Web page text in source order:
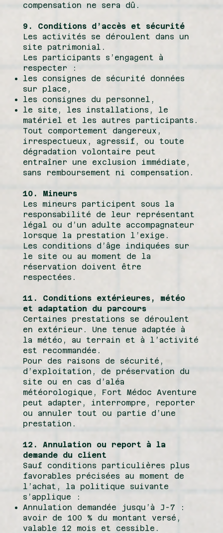
compensation ne sera dû.
9. Conditions d’accès et sécurité
Les activités se déroulent dans un
site patrimonial.
Les participants s’engagent à
respecter :
les consignes de sécurité données
sur place,
les consignes du personnel,
le site, les installations, le
matériel et les autres participants.
Tout comportement dangereux,
irrespectueux, agressif, ou toute
dégradation volontaire peut
entraîner une exclusion immédiate,
sans remboursement ni compensation.
10. Mineurs
Les mineurs participent sous la
responsabilité de leur représentant
légal ou d’un adulte accompagnateur
lorsque la prestation l’exige.
Les conditions d’âge indiquées sur
le site ou au moment de la
réservation doivent être
respectées.
11. Conditions extérieures, météo
et adaptation du parcours
Certaines prestations se déroulent
en extérieur. Une tenue adaptée à
la météo, au terrain et à l’activité
est recommandée.
Pour des raisons de sécurité,
d’exploitation, de préservation du
site ou en cas d’aléa
météorologique, Fort Médoc Aventure
peut adapter, interrompre, reporter
ou annuler tout ou partie d’une
prestation.
12. Annulation ou report à la
demande du client
Sauf conditions particulières plus
favorables précisées au moment de
l’achat, la politique suivante
s’applique :
Annulation demandée jusqu’à J-7 :
avoir de 100 % du montant versé,
valable 12 mois et cessible.